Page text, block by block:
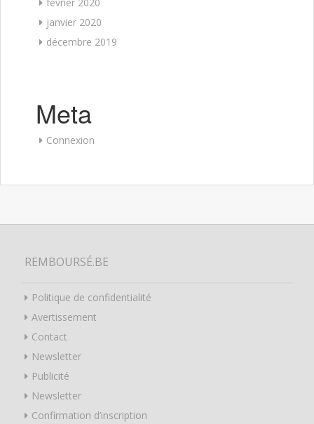
janvier 2020
décembre 2019
Meta
Connexion
REMBOURSÉ.BE
Politique de confidentialité
Avertissement
Contact
Newsletter
Publicité
Newsletter
Confirmation d’inscription